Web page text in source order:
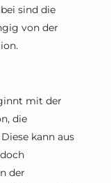
sind die
von der
mit der
die
kann aus
der